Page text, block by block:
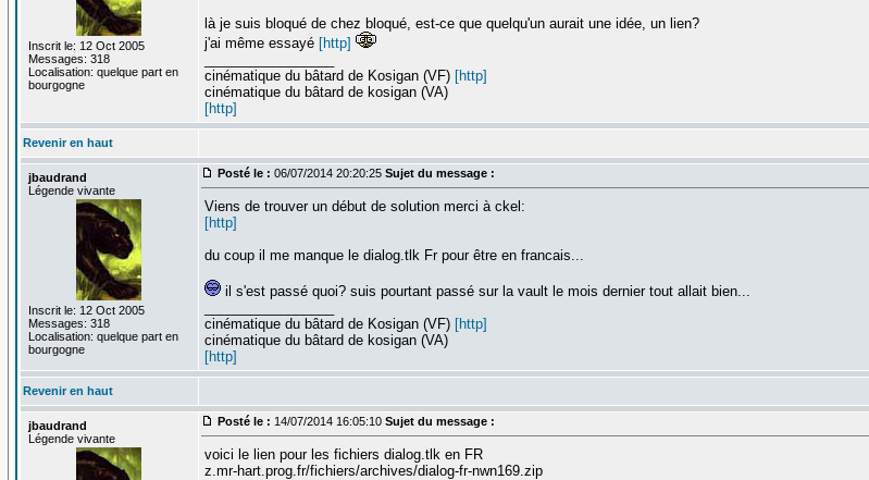
Inscrit le: 12 Oct 2005
Messages: 318
Localisation: quelque part en
bourgogne
là je suis bloqué de chez bloqué, est-ce que quelqu'un aurait une idée, un lien?
j'ai même essayé [http]
cinématique du bâtard de Kosigan (VF) [http]
cinématique du bâtard de kosigan (VA)
[http]
Revenir en haut
jbaudrand
Légende vivante
Inscrit le: 12 Oct 2005
Messages: 318
Localisation: quelque part en
bourgogne
Posté le : 06/07/2014 20:20:25 Sujet du message :
Viens de trouver un début de solution merci à ckel:
[http]
du coup il me manque le dialog.tlk Fr pour être en francais...
il s'est passé quoi? suis pourtant passé sur la vault le mois dernier tout allait bien...
cinématique du bâtard de Kosigan (VF) [http]
cinématique du bâtard de kosigan (VA)
[http]
Revenir en haut
jbaudrand
Légende vivante
Posté le : 14/07/2014 16:05:10 Sujet du message :
voici le lien pour les fichiers dialog.tlk en FR
z.mr-hart.prog.fr/fichiers/archives/dialog-fr-nwn169.zip